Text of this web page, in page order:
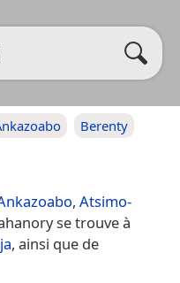
Berenty
, Atsimo-
se trouve à
, ainsi que de